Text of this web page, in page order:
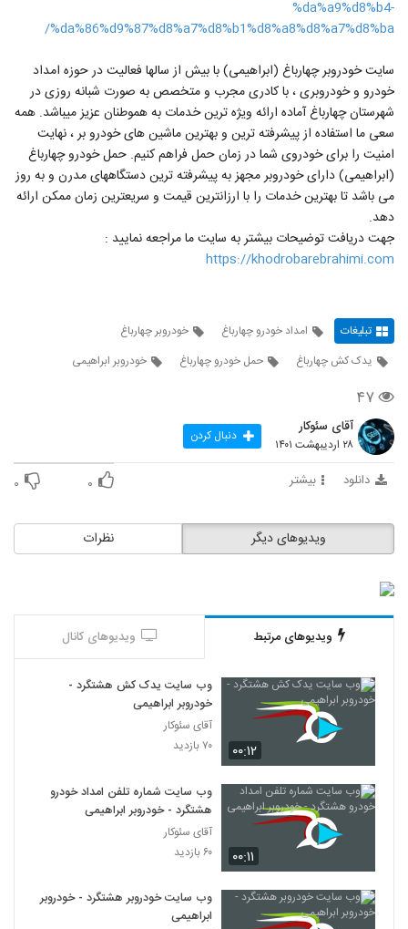
%da%a9%d8%b4-
%da%86%d9%87%d8%a7%d8%b1%d8%a8%d8%a7%d8%ba/
سایت خودروبر چهارباغ (ابراهیمی) با بیش از سالها فعالیت در حوزه امداد
خودرو و خودروبری ، با کادری مجرب و متخصص به صورت شبانه روزی در
شهرستان چهارباغ آماده ارائه ویژه ترین خدمات به هموطنان عزیز میباشد. همه
سعی ما استفاده از پیشرفته ترین و بهترین ماشین های خودرو بر ، نهایت
امنیت را برای خودروی شما در زمان حمل فراهم کنیم. حمل خودرو چهارباغ
(ابراهیمی) دارای خودروبر مجهز به پیشرفته ترین دستگاههای مدرن و به روز
می باشد تا بهترین خدمات را با ارزانترین قیمت و سریعترین زمان ممکن ارائه
دهد.
جهت دریافت توضیحات بیشتر به سایت ما مراجعه نمایید :
https://khodrobarebrahimi.com
تبلیغات امداد خودرو چهارباغ
خودروبر چهارباغ
یدک کش چهارباغ
حمل خودرو چهارباغ خودروبر ابراهیمی
۴۷
آقای سئوکار
۲۸ اردیبهشت ۱۴۰۱ دنبال کردن
دانلود بیشتر ۰ ۰
نظرات ویدیوهای دیگر
ویدیوهای مرتبط ویدیوهای کانال
۰۰:۱۲
وب سایت یدک کش هشتگرد -
خودروبر ابراهیمی
آقای سئوکار
۷۰ بازدید
۰۰:۱۱
وب سایت شماره تلفن امداد خودرو
هشتگرد - خودروبر ابراهیمی
آقای سئوکار
۶۰ بازدید
وب سایت خودروبر هشتگرد - خودروبر
ابراهیمی